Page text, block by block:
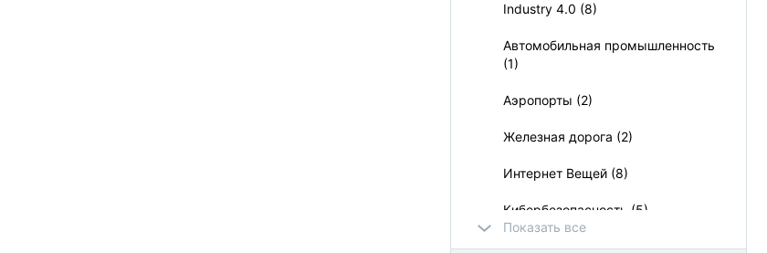
Industry 4.0 (8)
Автомобильная промышленность
(1)
Аэропорты (2)
Железная дорога (2)
Интернет Вещей (8)
Кибербезопасность (5)
Медицина (4)
Показать все